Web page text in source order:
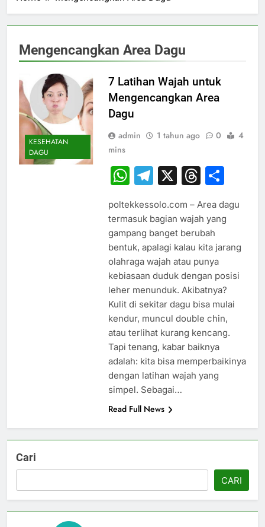
Mengencangkan Area Dagu
KESEHATAN
DAGU
7 Latihan Wajah untuk
Mengencangkan Area
Dagu
admin 1 tahun ago 0
4
mins
WhatsApp
Telegram
X
poltekkessolo.com – Area dagu
termasuk bagian wajah yang
gampang banget berubah
bentuk, apalagi kalau kita jarang
olahraga wajah atau punya
kebiasaan duduk dengan posisi
leher menunduk. Akibatnya?
Kulit di sekitar dagu bisa mulai
kendur, muncul double chin,
atau terlihat kurang kencang.
Tapi tenang, kabar baiknya
adalah: kita bisa memperbaikinya
dengan latihan wajah yang
simpel. Sebagai…
Read Full News
Cari
CARI